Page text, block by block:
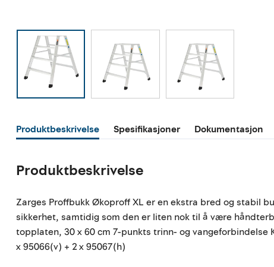
Produktbeskrivelse Spesifikasjoner Dokumentasjon
Produktbeskrivelse
Zarges Proffbukk Økoproff XL er en ekstra bred og stabil
sikkerhet, samtidig som den er liten nok til å være
topplaten, 30 x 60 cm 7-punkts trinn- og
x 95066(v) + 2 x 95067(h)